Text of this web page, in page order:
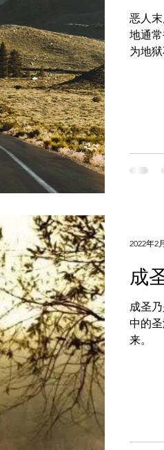
恶人
地通
为地
成
成圣
中的
来。
2022年2